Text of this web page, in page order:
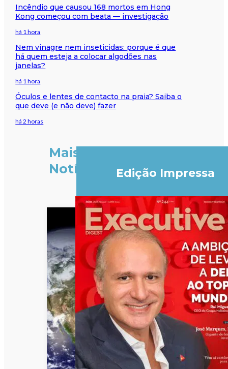
Incêndio que causou 168 mortos em Hong
Kong começou com beata — investigação
há 1 hora
Nem vinagre nem inseticidas: porque é que
há quem esteja a colocar algodões nas
janelas?
há 1 hora
Óculos e lentes de contacto na praia? Saiba o
que deve (e não deve) fazer
há 2 horas
Mais
Notícias
Edição Impressa